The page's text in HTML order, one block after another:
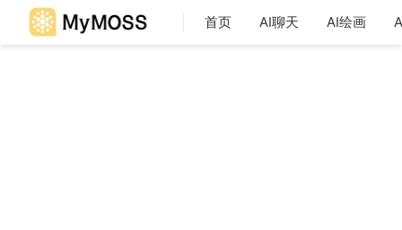
首页 AI聊天 AI绘画